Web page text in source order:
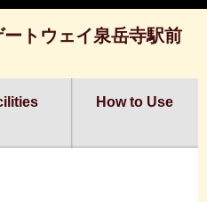
トウェイ泉岳寺駅前
How to Use